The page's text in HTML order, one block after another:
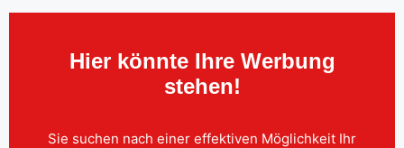
Hier könnte Ihre Werbung
stehen!
Sie suchen nach einer effektiven Möglichkeit Ihr